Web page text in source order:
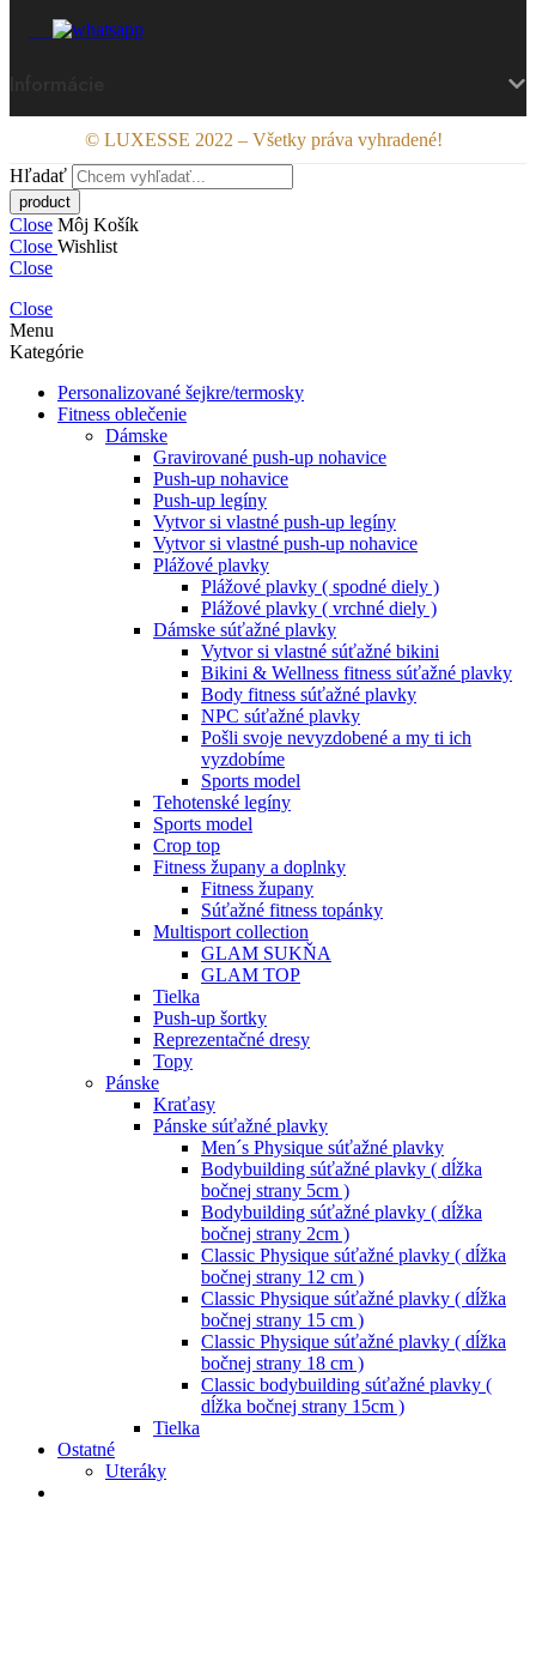
© LUXESSE 2022 – Všetky práva vyhradené!
Hľadať
Close Môj Košík
Close Wishlist
Close
Close
Menu
Kategórie
Personalizované šejkre/termosky
Fitness oblečenie
Dámske
Gravirované push-up nohavice
Push-up nohavice
Push-up legíny
Vytvor si vlastné push-up legíny
Vytvor si vlastné push-up nohavice
Plážové plavky
Plážové plavky ( spodné diely )
Plážové plavky ( vrchné diely )
Dámske súťažné plavky
Vytvor si vlastné súťažné bikini
Bikini & Wellness fitness súťažné plavky
Body fitness súťažné plavky
NPC súťažné plavky
Pošli svoje nevyzdobené a my ti ich
vyzdobíme
Sports model
Tehotenské legíny
Sports model
Crop top
Fitness župany a doplnky
Fitness župany
Súťažné fitness topánky
Multisport collection
GLAM SUKŇA
GLAM TOP
Tielka
Push-up šortky
Reprezentačné dresy
Topy
Pánske
Kraťasy
Pánske súťažné plavky
Men´s Physique súťažné plavky
Bodybuilding súťažné plavky ( dĺžka
bočnej strany 5cm )
Bodybuilding súťažné plavky ( dĺžka
bočnej strany 2cm )
Classic Physique súťažné plavky ( dĺžka
bočnej strany 12 cm )
Classic Physique súťažné plavky ( dĺžka
bočnej strany 15 cm )
Classic Physique súťažné plavky ( dĺžka
bočnej strany 18 cm )
Classic bodybuilding súťažné plavky (
dĺžka bočnej strany 15cm )
Tielka
Ostatné
Uteráky